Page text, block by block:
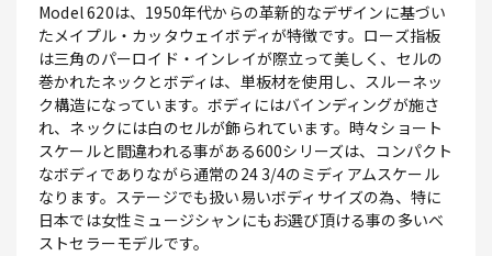
Model 620は、1950年代からの革新的なデザインに基づい
たメイプル・カッタウェイボディが特徴です。ローズ指板
は三角のパーロイド・インレイが際立って美しく、セルの
巻かれたネックとボディは、単板材を使用し、スルーネッ
ク構造になっています。ボディにはバインディングが施さ
れ、ネックには白のセルが飾られています。時々ショート
スケールと間違われる事がある600シリーズは、コンパクト
なボディでありながら通常の24 3/4のミディアムスケール
なります。ステージでも扱い易いボディサイズの為、特に
日本では女性ミュージシャンにもお選び頂ける事の多いベ
ストセラーモデルです。